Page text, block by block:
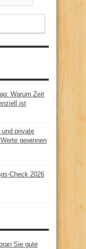
Warum Zeit
ist
und private
gewinnen
Check 2026
Sie gute